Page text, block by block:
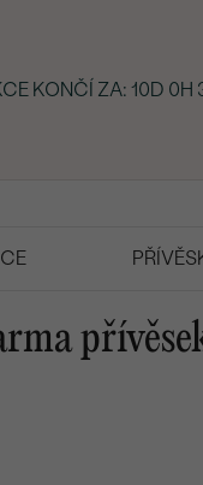
KONČÍ ZA:10D 0H